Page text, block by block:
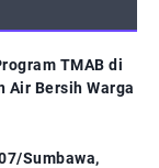
TMAB di
Air Bersih Warga
Sumbawa,